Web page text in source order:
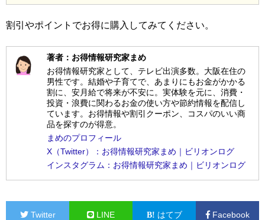
割引やポイントでお得に購入してみてください。
著者：お得情報研究家まめ
お得情報研究家として、テレビ出演多数。大阪在住の
男性です。結婚や子育てで、あまりにもお金がかかる
割に、安月給で将来が不安に。実体験を元に、消費・
投資・浪費に関わるお金の使い方や節約情報を配信し
ています。お得情報や割引クーポン、コスパのいい商
品を探すのが得意。
まめのプロフィール
X（Twitter）：お得情報研究家まめ｜ビリオンログ
インスタグラム：お得情報研究家まめ｜ビリオンログ
Twitter LINE はてブ Facebook